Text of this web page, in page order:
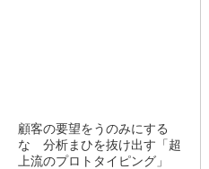
顧客の要望をうのみにする
な 分析まひを抜け出す「超
上流のプロトタイピング」